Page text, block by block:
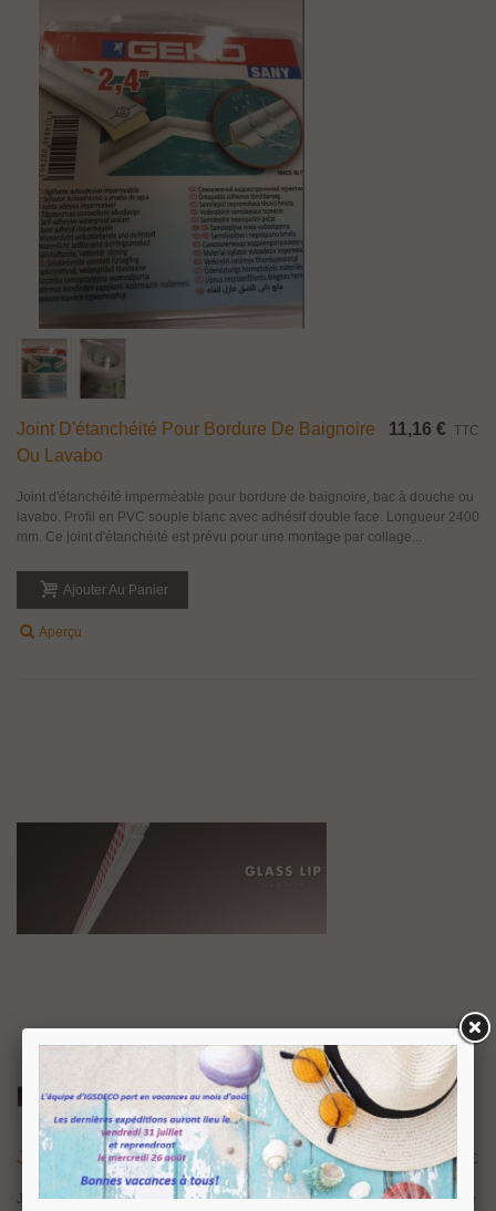
Joint D'étanchéité Pour Bordure De Baignoire
Ou Lavabo
11,16 € TTC
Joint d'étanchéité imperméable pour bordure de baignoire, bac à douche ou
lavabo. Profil en PVC souple blanc avec adhésif double face. Longueur 2400
mm. Ce joint d'étanchéité est prévu pour une montage par collage...
Ajouter Au Panier
Aperçu
Joint Adhésif Glass Lip 41,66 € TTC
Joint adhésif Glass Lip, permet la fermeture des fissures le long du périmètre